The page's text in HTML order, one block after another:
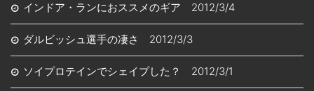
インドア・ランにおススメのギア 2012/3/4
ダルビッシュ選手の凄さ 2012/3/3
ソイプロテインでシェイプした？ 2012/3/1